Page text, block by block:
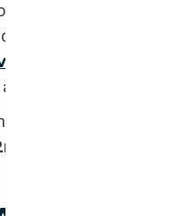
de France ou
savent si bien capter
les moyens d’en
moindre coût ?
pour acheter
main